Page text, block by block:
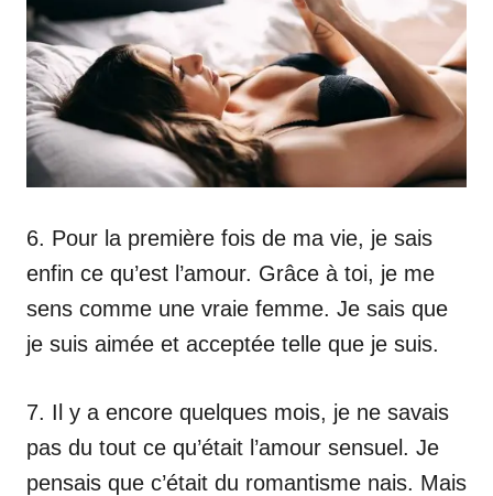
6. Pour la première fois de ma vie, je sais
enfin ce qu’est l’amour. Grâce à toi, je me
sens comme une vraie femme. Je sais que
je suis aimée et acceptée telle que je suis.
7. Il y a encore quelques mois, je ne savais
pas du tout ce qu’était l’amour sensuel. Je
pensais que c’était du romantisme nais. Mais